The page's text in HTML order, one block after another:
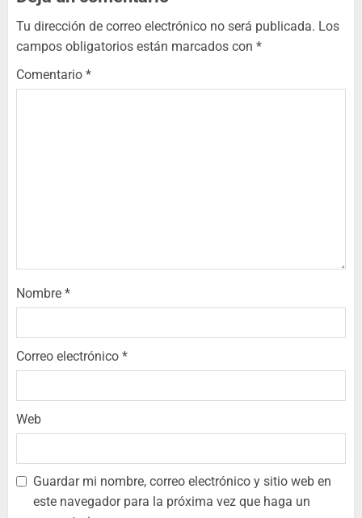
Tu dirección de correo electrónico no será publicada. Los
campos obligatorios están marcados con *
Comentario *
Nombre *
Correo electrónico *
Web
Guardar mi nombre, correo electrónico y sitio web en
este navegador para la próxima vez que haga un